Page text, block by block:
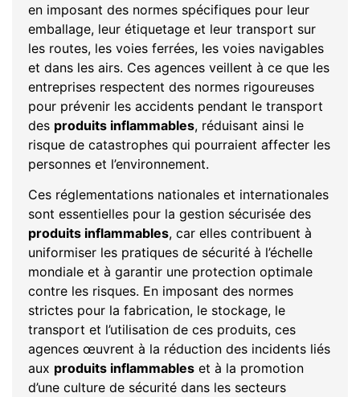
en imposant des normes spécifiques pour leur
emballage, leur étiquetage et leur transport sur
les routes, les voies ferrées, les voies navigables
et dans les airs. Ces agences veillent à ce que les
entreprises respectent des normes rigoureuses
pour prévenir les accidents pendant le transport
des produits inflammables, réduisant ainsi le
risque de catastrophes qui pourraient affecter les
personnes et l’environnement.
Ces réglementations nationales et internationales
sont essentielles pour la gestion sécurisée des
produits inflammables, car elles contribuent à
uniformiser les pratiques de sécurité à l’échelle
mondiale et à garantir une protection optimale
contre les risques. En imposant des normes
strictes pour la fabrication, le stockage, le
transport et l’utilisation de ces produits, ces
agences œuvrent à la réduction des incidents liés
aux produits inflammables et à la promotion
d’une culture de sécurité dans les secteurs